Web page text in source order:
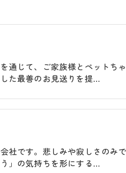
通じて、ご家族様とペットち
た最善のお見送りを提…
社です。悲しみや寂しさのみで
う」の気持ちを形にする…